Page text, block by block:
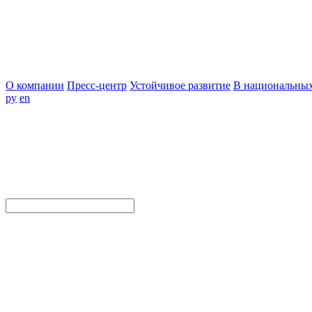
О компании Пресс-центр Устойчивое развитие В
ру en